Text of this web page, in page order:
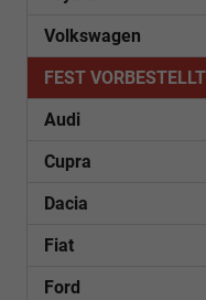
Volkswagen
FEST VORBESTELLT
Audi
Cupra
Dacia
Fiat
Ford